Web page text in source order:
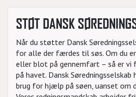
STØT DANSK
Når du støtter Dansk
for alle der færdes til søs. Om du
eller blot på gennemfart – så er
på havet. Dansk
brug for hjælp på søen, uanset om